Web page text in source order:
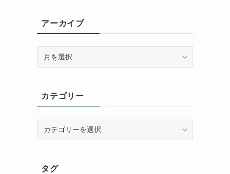
アーカイブ
ブカテゴリー
ータグ